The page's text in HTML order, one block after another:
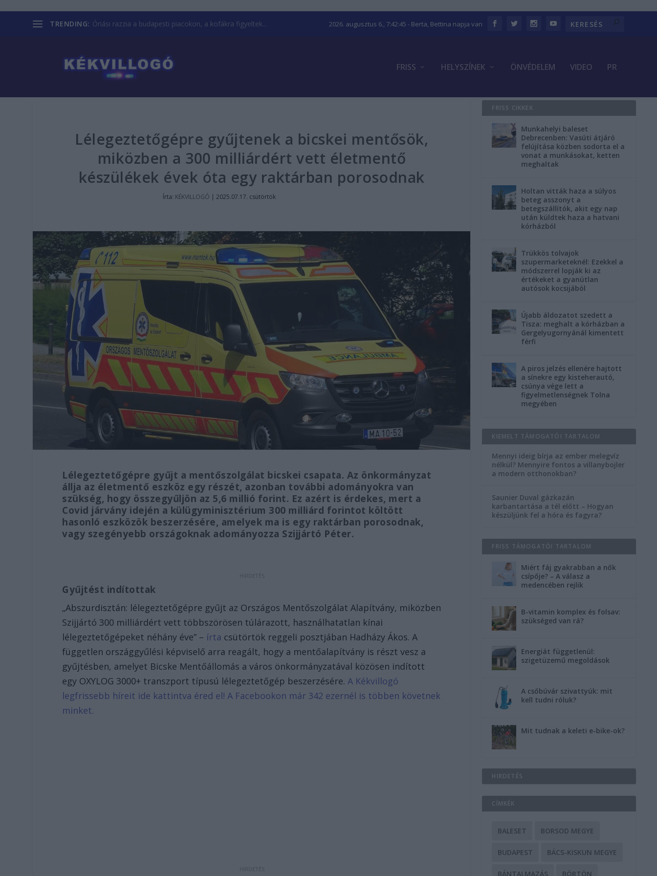
TRENDING: Óriási razzia a budapesti piacokon, a kofákra figyeltek... 2026. augusztus 6., 7:42:46 - Berta, Bettina napja van
FRISS HELYSZÍNEK ÖNVÉDELEM VIDEO PR
Lélegeztetőgépre gyűjtenek a bicskei mentősök,
miközben a 300 milliárdért vett életmentő
készülékek évek óta egy raktárban porosodnak
Írta: KÉKVILLOGÓ | 2025.07.17. csütörtök
Lélegeztetőgépre gyűjt a mentőszolgálat bicskei csapata. Az önkormányzat
állja az életmentő eszköz egy részét, azonban további adományokra van
szükség, hogy összegyűljön az 5,6 millió forint. Ez azért is érdekes, mert a
Covid járvány idején a külügyminisztérium 300 milliárd forintot költött
hasonló eszközök beszerzésére, amelyek ma is egy raktárban porosodnak,
vagy szegényebb országoknak adományozza Szijjártó Péter.
Gyűjtést indítottak
„Abszurdisztán: lélegeztetőgépre gyűjt az Országos Mentőszolgálat Alapítvány, miközben
Szijjártó 300 milliárdért vett többszörösen túlárazott, használhatatlan kínai
lélegeztetőgépeket néhány éve” – írta csütörtök reggeli posztjában Hadházy Ákos. A
független országgyűlési képviselő arra reagált, hogy a mentőalapítvány is részt vesz a
gyűjtésben, amelyet Bicske Mentőállomás a város önkormányzatával közösen indított
egy OXYLOG 3000+ transzport típusú lélegeztetőgép beszerzésére.A Kékvillogó
legfrissebb híreit ide kattintva éred el! A Facebookon már 342 ezernél is többen követnek
minket.
FRISS CIKKEK
Munkahelyi baleset
Debrecenben: Vasúti átjáró
felújítása közben sodorta el a
vonat a munkásokat, ketten
meghaltak
Holtan vitták haza a súlyos
beteg asszonyt a
betegszállítók, akit egy nap
után küldtek haza a hatvani
kórházból
Trükkös tolvajok
szupermarketeknél: Ezekkel a
módszerrel lopják ki az
értékeket a gyanútlan
autósok kocsijából
Újabb áldozatot szedett a
Tisza: meghalt a kórházban a
Gergelyugornyánál kimentett
férfi
A piros jelzés ellenére hajtott
a sínekre egy kisteherautó,
csúnya vége lett a
figyelmetlenségnek Tolna
megyében
KIEMELT TÁMOGATÓI TARTALOM
Mennyi ideig bírja az ember melegvíz
nélkül? Mennyire fontos a villanybojler
a modern otthonokban?
Saunier Duval gázkazán
karbantartása a tél előtt – Hogyan
készüljünk fel a hóra és fagyra?
FRISS TÁMOGATÓI TARTALOM
Miért fáj gyakrabban a nők
csípője? – A válasz a
medencében rejlik
B-vitamin komplex és folsav:
szükséged van rá?
Energiát függetlenül:
szigetüzemű megoldások
A csőbúvár szivattyúk: mit
kell tudni róluk?
Mit tudnak a keleti e-bike-ok?
HIRDETÉS
CÍMKÉK
BALESET BORSOD MEGYE
BUDAPEST BÁCS-KISKUN MEGYE
BÁNTALMAZÁS BÖRTÖN